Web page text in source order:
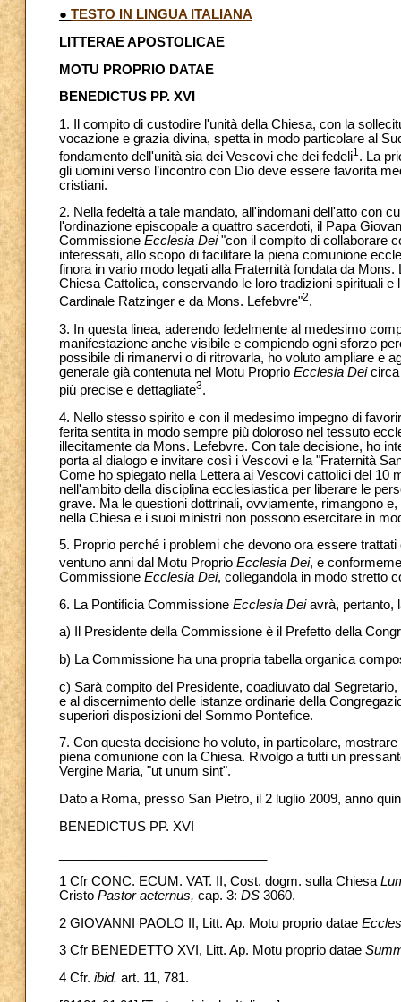
● TESTO IN LINGUA ITALIANA
LITTERAE APOSTOLICAE
MOTU PROPRIO DATAE
BENEDICTUS PP. XVI
1. Il compito di custodire l'unità della Chiesa, con la
vocazione e grazia divina, spetta in modo particolare al
fondamento dell'unità sia dei Vescovi che dei fedeli1. La
gli uomini verso l’incontro con Dio deve essere favorita
cristiani.
2. Nella fedeltà a tale mandato, all'indomani dell'atto con
l'ordinazione episcopale a quattro sacerdoti, il Papa
Commissione Ecclesia Dei"con il compito di collaborare
interessati, allo scopo di facilitare la piena comunione
finora in vario modo legati alla Fraternità fondata da
Chiesa Cattolica, conservando le loro tradizioni spirituali
Cardinale Ratzinger e da Mons. Lefebvre"2.
3. In questa linea, aderendo fedelmente al medesimo
manifestazione anche visibile e compiendo ogni sforzo
possibile di rimanervi o di ritrovarla, ho voluto ampliare e
generale già contenuta nel Motu Proprio Ecclesia Deicirca
più precise e dettagliate3.
4. Nello stesso spirito e con il medesimo impegno di
ferita sentita in modo sempre più doloroso nel tessuto
illecitamente da Mons. Lefebvre. Con tale decisione, ho
porta al dialogo e invitare così i Vescovi e la "Fraternità
Come ho spiegato nella Lettera ai Vescovi cattolici del
nell'ambito della disciplina ecclesiastica per liberare le
grave. Ma le questioni dottrinali, ovviamente, rimangono
nella Chiesa e i suoi ministri non possono esercitare in
5. Proprio perché i problemi che devono ora essere
ventuno anni dal Motu Proprio Ecclesia Dei, e
Commissione Ecclesia Dei, collegandola in modo stretto
6. La Pontificia Commissione Ecclesia Deiavrà, pertanto,
a) Il Presidente della Commissione è il Prefetto della
b) La Commissione ha una propria tabella organica
c) Sarà compito del Presidente, coadiuvato dal
e al discernimento delle istanze ordinarie della
superiori disposizioni del Sommo Pontefice.
7. Con questa decisione ho voluto, in particolare,
piena comunione con la Chiesa. Rivolgo a tutti un
Vergine Maria, "ut unum sint".
Dato a Roma, presso San Pietro, il 2 luglio 2009, anno
BENEDICTUS PP. XVI
1 Cfr CONC. ECUM. VAT. II, Cost. dogm. sulla Chiesa
Cristo Pastor aeternus, cap. 3: DS 3060.
2 GIOVANNI PAOLO II, Litt. Ap. Motu proprio datae
3 Cfr BENEDETTO XVI, Litt. Ap. Motu proprio datae
4 Cfr. ibid. art. 11, 781.